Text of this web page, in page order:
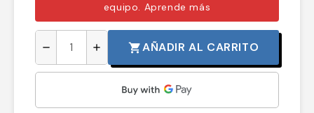
equipo. Aprende más
remove add shopping_cartAÑADIR AL CARRITO